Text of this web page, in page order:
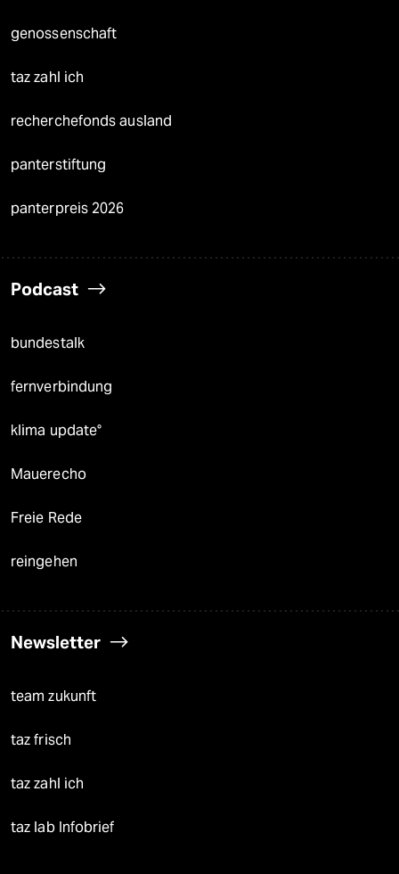
genossenschaft
taz zahl ich
recherchefonds ausland
panterstiftung
panterpreis 2026
Podcast
bundestalk
fernverbindung
klima update°
Mauerecho
Freie Rede
reingehen
Newsletter
team zukunft
taz frisch
taz zahl ich
taz lab Infobrief